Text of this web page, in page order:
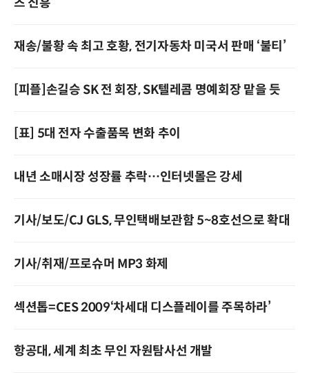
재송/불황 속 최고 호황, 전기자동차 미국서 판매 ‘불티’
[피플]손길승 SK 전 회장, SK텔레콤 명예회장 맡을 듯
[표] 5대 전자 수출품목 변화 추이
내년 소매시장 성장률 추락…인터넷몰은 강세
기사/보도/CJ GLS, 무인택배보관함 5~8호선으로 확대
기사/취재/프로슈머 MP3 화제
섹션톱=CES 2009‘차세대 디스플레이를 주목하라’
항공대, 세계 최초 무인 자원탐사선 개발